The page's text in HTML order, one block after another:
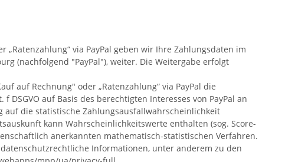
„Ratenzahlung“ via PayPal geben wir Ihre Zahlungsdaten im
(nachfolgend "PayPal"), weiter. Die Weitergabe erfolgt
auf Rechnung" oder „Ratenzahlung“ via PayPal die
auf Basis des berechtigten Interesses von PayPal an
auf die statistische Zahlungsausfallwahrscheinlichkeit
kann Wahrscheinlichkeitswerte enthalten (sog. Score-
anerkannten mathematisch-statistischen Verfahren.
Informationen, unter anderem zu den